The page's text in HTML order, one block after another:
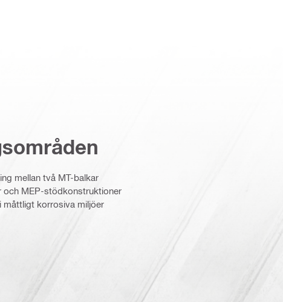
mellan två MT-balkar
och MEP-stödkonstruktioner
måttligt korrosiva miljöer